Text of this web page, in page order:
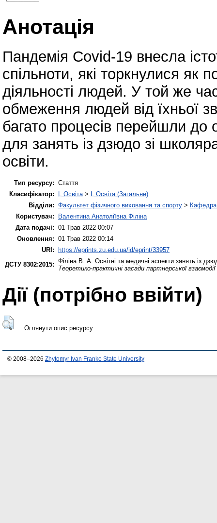
Анотація
Пандемія Covid-19 внесла
спільноти, які торкнулися як
діяльності людей. У той же
обмеження людей від їхньої
багато процесів перейшли
для занять із дзюдо зі
освіти.
Тип ресурсу: Стаття
Класифікатор:
L Освіта > L Освіта (Загальне)
Відділи: Факультет фізичного виховання та спорту > Кафедра
Користувач:
Валентина Анатоліївна Філіна
Дата подачі: 01 Трав 2022 00:07
Оновлення: 01 Трав 2022 00:14
URI: https://eprints.zu.edu.ua/id/eprint/33957
ДСТУ 8302:2015: Філіна В. А. Освітні та медичні аспекти занять із
Теоретико-практичні засади партнерської
Дії ​​(потрібно ввійти)
Оглянути опис ресурсу
© 2008–2026 Zhytomyr Ivan Franko State University